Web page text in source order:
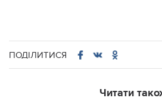
ПОДІЛИТИСЯ
Читати